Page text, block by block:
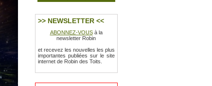
>> NEWSLETTER <<
ABONNEZ-VOUSà la
newsletter Robin
et recevez les nouvelles les plus
importantes publiées sur le site
internet de Robin des Toits.